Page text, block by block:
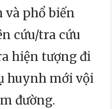
và phổ biến
cứu/tra cứu
hiện tượng đi
huynh mới vội
đường.